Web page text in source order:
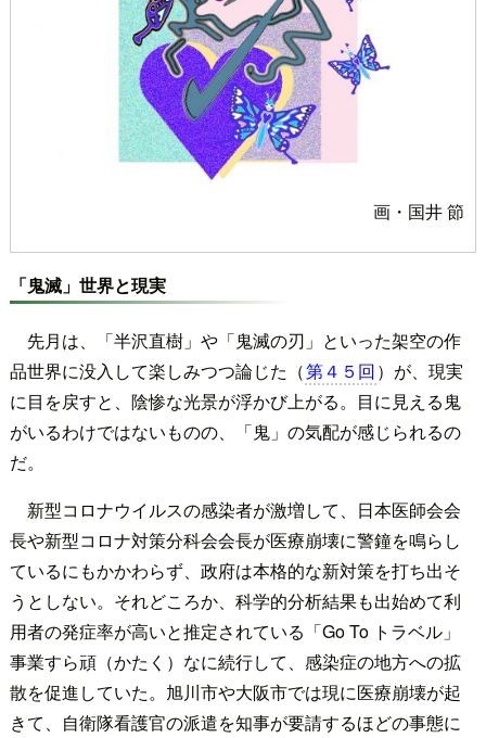
画・国井 節
「鬼滅」世界と現実
先月は、「半沢直樹」や「鬼滅の刃」といった架空の作
品世界に没入して楽しみつつ論じた（第４５回）が、現実
に目を戻すと、陰惨な光景が浮かび上がる。目に見える鬼
がいるわけではないものの、「鬼」の気配が感じられるの
だ。
新型コロナウイルスの感染者が激増して、日本医師会会
長や新型コロナ対策分科会会長が医療崩壊に警鐘を鳴らし
ているにもかかわらず、政府は本格的な新対策を打ち出そ
うとしない。それどころか、科学的分析結果も出始めて利
用者の発症率が高いと推定されている「Go To トラベル」
事業すら頑（かたく）なに続行して、感染症の地方への拡
散を促進していた。旭川市や大阪市では現に医療崩壊が起
きて、自衛隊看護官の派遣を知事が要請するほどの事態に